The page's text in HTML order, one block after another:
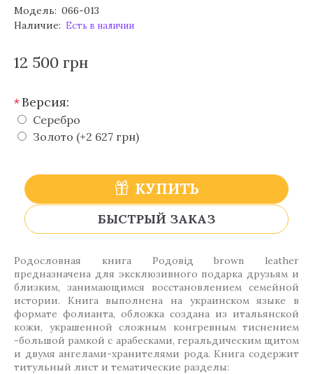
Модель: 066-013
Наличие: Есть в наличии
12 500 грн
*Версия:
Серебро
Золото (+2 627 грн)
КУПИТЬ
БЫСТРЫЙ ЗАКАЗ
Родословная книга Родовід brown leather
предназначена для эксклюзивного подарка друзьям и
близким, занимающимся восстановлением семейной
истории. Книга выполнена на украинском языке в
формате фолианта, обложка создана из итальянской
кожи, украшенной сложным конгревным тиснением
-большой рамкой с арабесками, геральдическим щитом
и двумя ангелами-хранителями рода. Книга содержит
титульный лист и тематические разделы: